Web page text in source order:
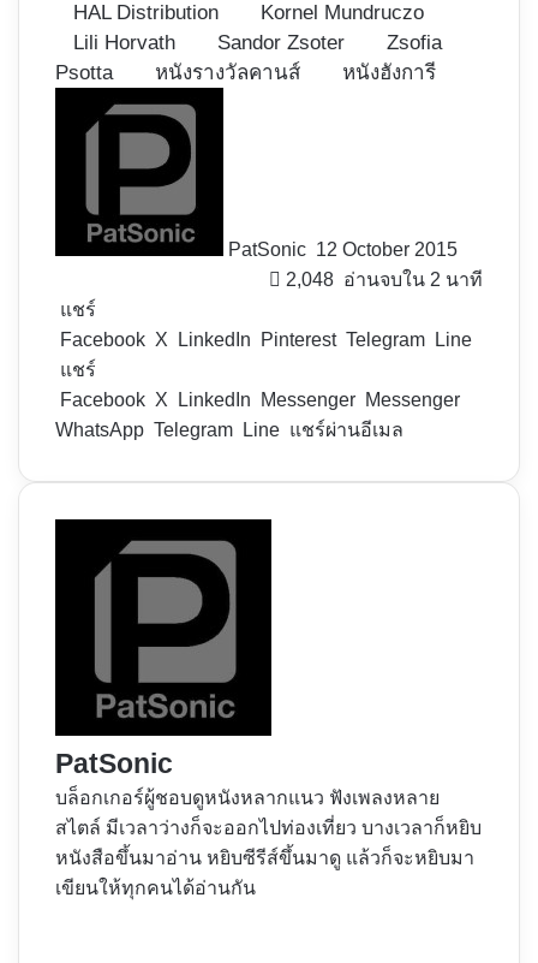
HAL Distribution
Kornel Mundruczo
Lili Horvath
Sandor Zsoter
Zsofia
Psotta
หนังรางวัลคานส์ หนังฮังการี
PatSonic 12 October 2015
2,048 อ่านจบใน 2 นาที
แชร์
Facebook X LinkedIn Pinterest Telegram
Line
แชร์
Facebook X LinkedIn Messenger Messenger
WhatsApp Telegram Line แชร์ผ่านอีเมล
PatSonic
บล็อกเกอร์ผู้ชอบดูหนังหลากแนว ฟังเพลงหลาย
สไตล์ มีเวลาว่างก็จะออกไปท่องเที่ยว บางเวลาก็หยิบ
หนังสือขึ้นมาอ่าน หยิบซีรีส์ขึ้นมาดู แล้วก็จะหยิบมา
เขียนให้ทุกคนได้อ่านกัน